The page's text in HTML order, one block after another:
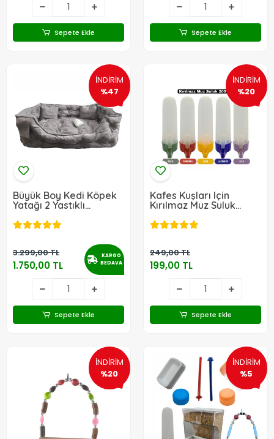
Sepete Ekle Sepete Ekle
İNDİRİM
%47
Büyük Boy Kedi Köpek
Yatağı 2 Yastıklı
(100x80x33)
3.299,00 TL
1.750,00 TL
KARGO
BEDAVA
Sepete Ekle
İNDİRİM
%20
Kafes Kuşları Için
Kırılmaz Muz Suluk
ADET)
249,00 TL
199,00 TL
Sepete Ekle
İNDİRİM
%20
İNDİRİM
%5